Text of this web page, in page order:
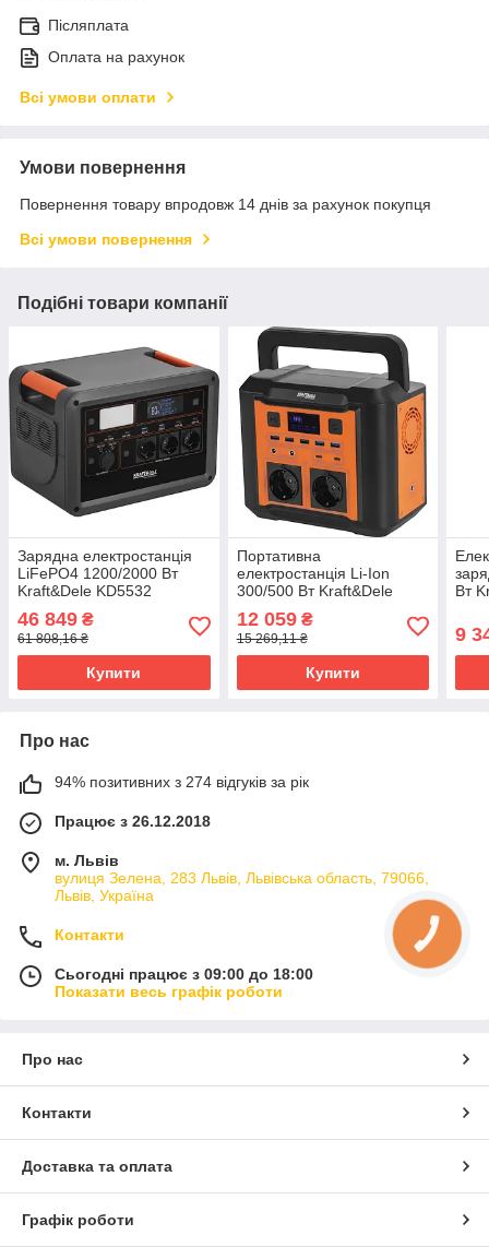
Післяплата
Оплата на рахунок
Всі умови оплати
Умови повернення
Повернення товару впродовж 14 днів за рахунок покупця
Всі умови повернення
Подібні товари компанії
Зарядна електростанція
LiFePO4 1200/2000 Вт
Kraft&Dele KD5532
станція електростанція
для заряджання
46 849 ₴
61 808,16 ₴
Купити
Портативна
електростанція Li-Ion
300/500 Вт Kraft&Dele
для кемпінгу електрична
станція для заряджання
12 059₴
15 269,11 ₴
Купити
Вт
для
9
Про нас
94% позитивних з 274 відгуків за рік
Працює з 26.12.2018
м. Львів
вулиця Зелена, 283 Львів, Львівська область, 79066,
Львів, Україна
Контакти
Сьогодні працює з 09:00 до 18:00
Показати весь графік роботи
Про нас
Контакти
Доставка та оплата
Графік роботи